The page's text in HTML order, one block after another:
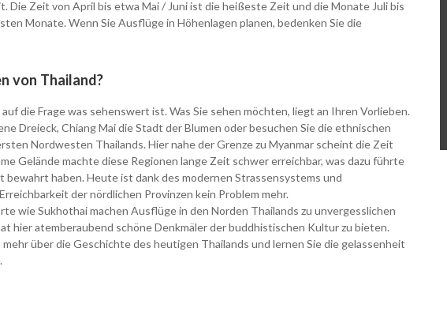
Die Zeit von April bis etwa Mai / Juni ist die heißeste Zeit und die Monate Juli bis
Monate. Wenn Sie Ausflüge in Höhenlagen planen, bedenken Sie die
von Thailand?
die Frage was sehenswert ist. Was Sie sehen möchten, liegt an Ihren Vorlieben.
Dreieck, Chiang Mai die Stadt der Blumen oder besuchen Sie die ethnischen
Nordwesten Thailands. Hier nahe der Grenze zu Myanmar scheint die Zeit
Gelände machte diese Regionen lange Zeit schwer erreichbar, was dazu führte
haben. Heute ist dank des modernen Strassensystems und
der nördlichen Provinzen kein Problem mehr.
wie Sukhothai machen Ausflüge in den Norden Thailands zu unvergesslichen
hier atemberaubend schöne Denkmäler der buddhistischen Kultur zu bieten.
über die Geschichte des heutigen Thailands und lernen Sie die gelassenheit